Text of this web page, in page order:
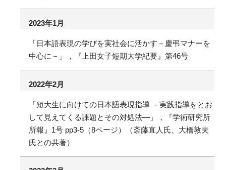
2023年1月
「日本語表現の学びを実社会に活かす－慶弔マナーを
中心に－」，『上田女子短期大学紀要』第46号
2022年2月
「短大生に向けての日本語表現指導 －実践指導をとお
して見えてくる課題とその対処法―」，『学術研究所
所報』1号 pp3-5（8ページ）（斎藤直人氏、大橋敦夫
氏との共著）